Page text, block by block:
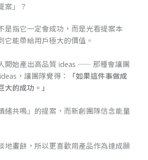
案」？
是指它一定會成功，而是光看提案本
它能帶給用戶極大的價值。
開始產出高品質 ideas —— 那種會讓團
，讓團隊覺得：
「如果這件事做成
的成功。」
緒共鳴」的提案，而新創團隊信念能量
地畫餅，所以更喜歡用產品作為達成願